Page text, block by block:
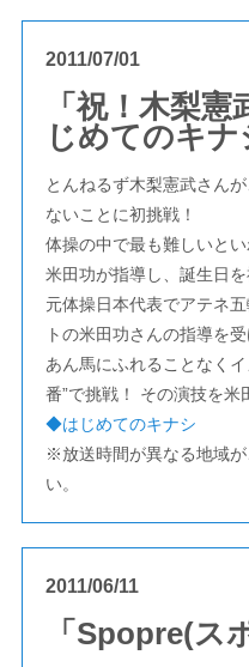
2011/07/01
「祝！木梨
じめてのキ
とんねるず木梨憲武さん
ないことに初挑戦！
体操の中で最も難しいと
米田功が指導し、誕生日を
元体操日本代表でアテネ
トの米田功さんの指導を
あん馬にふれることなく
番”で挑戦！ その演技を米
◆はじめてのキナシ
※放送時間が異なる地域
い。
2011/06/11
「Spopre(ス